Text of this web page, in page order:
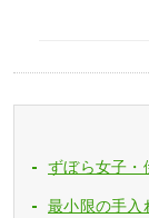
ずぼら女子・
最小限の手入